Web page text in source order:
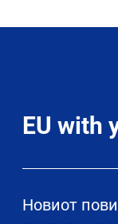
EU with
Новиот